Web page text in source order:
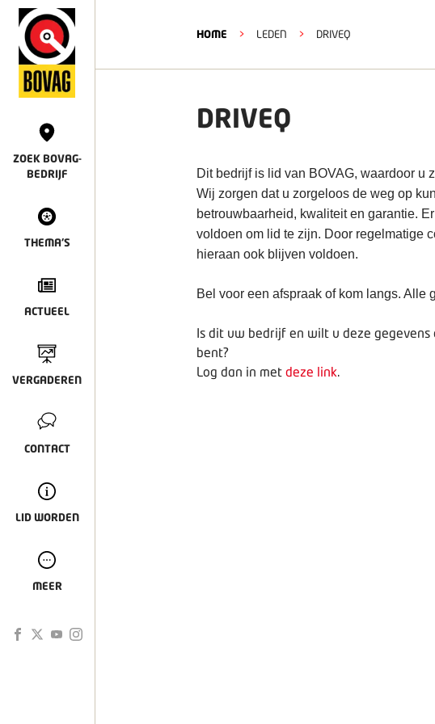
ZOEK BOVAG-
BEDRIJF
THEMA'S
ACTUEEL
VERGADEREN
CONTACT
LID WORDEN
MEER
HOME > LEDEN > DRIVEQ
DRIVEQ
Dit bedrijf is lid van BOVAG, waardoor u
Wij zorgen dat u zorgeloos de weg op
betrouwbaarheid, kwaliteit en garantie.
voldoen om lid te zijn. Door regelmatige
hieraan ook blijven voldoen.
Bel voor een afspraak of kom langs. Alle
Is dit uw bedrijf en wilt u deze
bent?
Log dan in met deze link.